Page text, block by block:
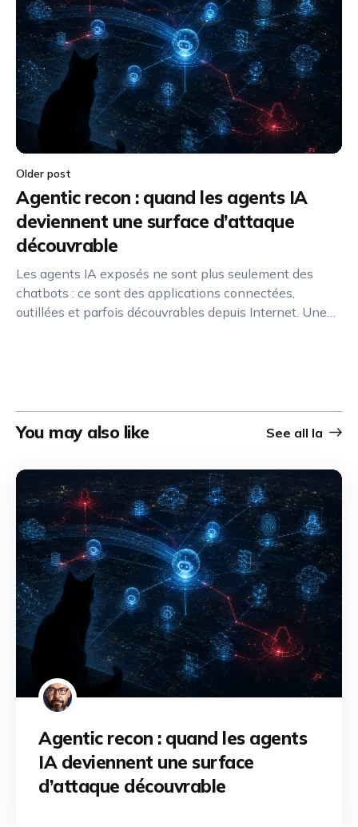
Older post
Agentic recon : quand les agents IA
deviennent une surface d’attaque
découvrable
Les agents IA exposés ne sont plus seulement des
chatbots : ce sont des applications connectées,
outillées et parfois découvrables depuis Internet. Une
You may also like See all Ia
Agentic recon : quand les agents
IA deviennent une surface
d’attaque découvrable